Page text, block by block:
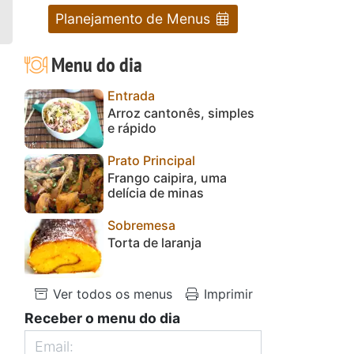
Planejamento de Menus
Menu do dia
Entrada
Arroz cantonês, simples
e rápido
Prato Principal
Frango caipira, uma
delícia de minas
Sobremesa
Torta de laranja
Ver todos os menus Imprimir
Receber o menu do dia